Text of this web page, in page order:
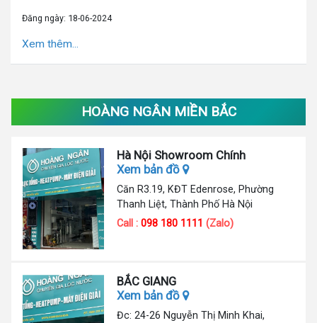
Đăng ngày: 18-06-2024
Xem thêm...
HOÀNG NGÂN MIỀN BẮC
Hà Nội Showroom Chính
Xem bản đồ
Căn R3.19, KĐT Edenrose, Phường
Thanh Liệt, Thành Phố Hà Nội
Call :098 180 1111 (Zalo)
BẮC GIANG
Xem bản đồ
Đc: 24-26 Nguyễn Thị Minh Khai,